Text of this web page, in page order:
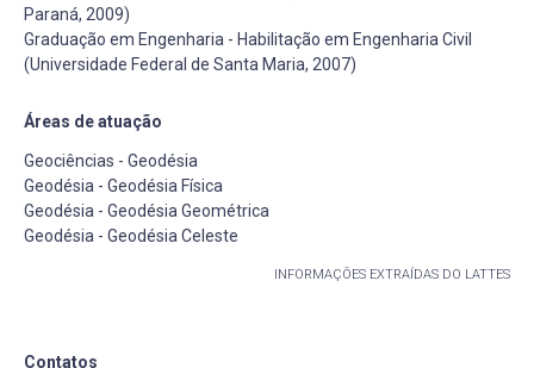
Paraná, 2009)
Graduação em Engenharia - Habilitação em Engenharia Civil
(Universidade Federal de Santa Maria, 2007)
Áreas de atuação
Geociências - Geodésia
Geodésia - Geodésia Física
Geodésia - Geodésia Geométrica
Geodésia - Geodésia Celeste
INFORMAÇÕES EXTRAÍDAS DO LATTES
Contatos